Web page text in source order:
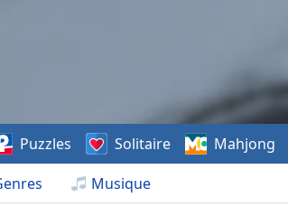
Musique
Puzzles Solitaire Mahjong